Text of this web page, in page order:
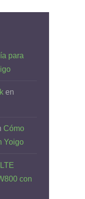
para
en
Cómo
Yoigo
con